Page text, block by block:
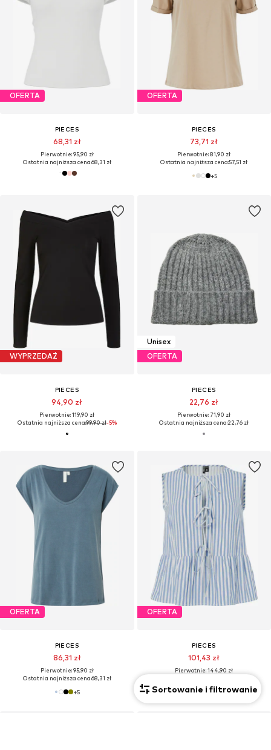
OFERTA
PIECES
68,31 zł
Pierwotnie: 95,90 zł
Ostatnia najniższa cena:68,31 zł
OFERTA
PIECES
73,71 zł
Pierwotnie: 81,90 zł
Ostatnia najniższa cena:57,51 zł
+5
WYPRZEDAŻ
PIECES
94,90 zł
Pierwotnie: 119,90 zł
Ostatnia najniższa cena:99,90 zł-5%
Unisex
OFERTA
PIECES
22,76 zł
Pierwotnie: 71,90 zł
Ostatnia najniższa cena:22,76 zł
OFERTA
PIECES
86,31 zł
Pierwotnie: 95,90 zł
Ostatnia najniższa cena:68,31 zł
+5
OFERTA
PIECES
101,43 zł
Pierwotnie: 144,90 zł
Sortowanie i filtrowanie